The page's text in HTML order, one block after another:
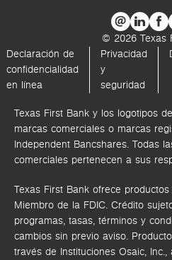
© 2026 Texas
Declaración de
confidencialidad
en línea
Privacidad
y
seguridad
Texas First Bank y los logotipos
marcas comerciales o marcas
Independent Bancshares. Todas
comerciales pertenecen a sus
Texas First Bank ofrece
Miembro de la FDIC. Crédito
programas, tasas, términos y
cambios sin previo aviso.
través de Instituciones Osaic, Inc.,